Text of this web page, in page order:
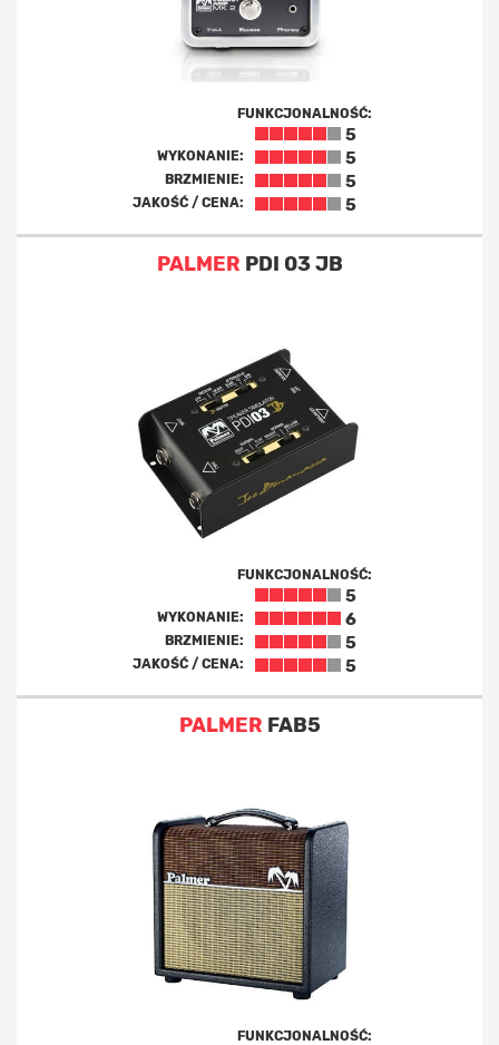
FUNKCJONALNOŚĆ:
5
WYKONANIE: 5
BRZMIENIE: 5
JAKOŚĆ / CENA: 5
PALMER PDI 03 JB
FUNKCJONALNOŚĆ:
5
WYKONANIE: 6
BRZMIENIE: 5
JAKOŚĆ / CENA: 5
PALMER FAB5
FUNKCJONALNOŚĆ: